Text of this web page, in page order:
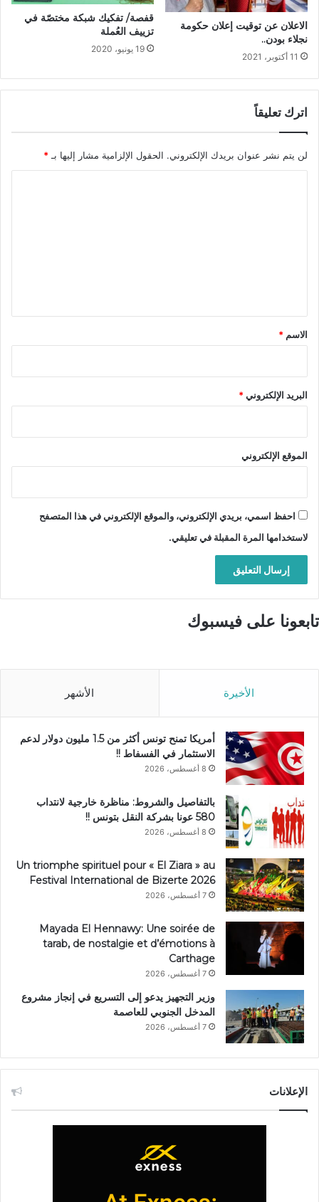
الاعلان عن توقيت إعلان حكومة
نجلاء بودن..
11 أكتوبر، 2021
قفصة/ تفكيك شبكة مختصّة في
تزييف العُملة
19 يونيو، 2020
اترك تعليقاً
لن يتم نشر عنوان بريدك الإلكتروني. الحقول الإلزامية مشار إليها بـ *
*
الاسم *
البريد الإلكتروني*
الموقع الإلكتروني
احفظ اسمي، بريدي الإلكتروني، والموقع الإلكتروني في هذا المتصفح
لاستخدامها المرة المقبلة في تعليقي.
تابعونا على فيسبوك
الأخيرة الأشهر
أمريكا تمنح تونس أكثر من 1.5 مليون دولار لدعم
الاستثمار في الفسفاط !!
8 أغسطس، 2026
بالتفاصيل والشروط: مناظرة خارجية لانتداب
580 عونا بشركة النقل بتونس !!
8 أغسطس، 2026
Un triomphe spirituel pour « El Ziara » au
Festival International de Bizerte 2026
7 أغسطس، 2026
Mayada El Hennawy: Une soirée de
tarab, de nostalgie et d’émotions à
Carthage
7 أغسطس، 2026
وزير التجهيز يدعو إلى التسريع في إنجاز مشروع
المدخل الجنوبي للعاصمة
7 أغسطس، 2026
الإعلانات